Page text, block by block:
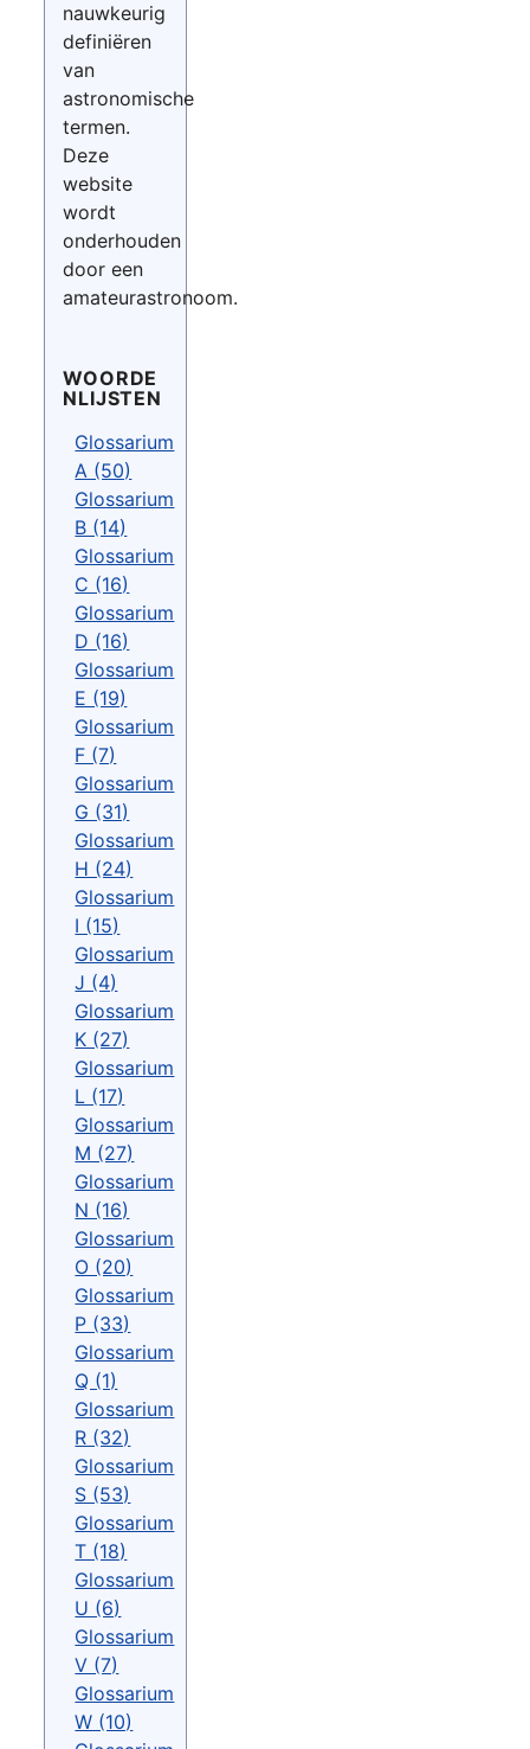
nauwkeurig
definiëren
van
astronomische
termen.
Deze
website
wordt
onderhouden
door een
amateurastronoom.
WOORDE
NLIJSTEN
Glossarium
A (50)
Glossarium
B (14)
Glossarium
C (16)
Glossarium
D (16)
Glossarium
E (19)
Glossarium
F (7)
Glossarium
G (31)
Glossarium
H (24)
Glossarium
I (15)
Glossarium
J (4)
Glossarium
K (27)
Glossarium
L (17)
Glossarium
M (27)
Glossarium
N (16)
Glossarium
O (20)
Glossarium
P (33)
Glossarium
Q (1)
Glossarium
R (32)
Glossarium
S (53)
Glossarium
T (18)
Glossarium
U (6)
Glossarium
V (7)
Glossarium
W (10)